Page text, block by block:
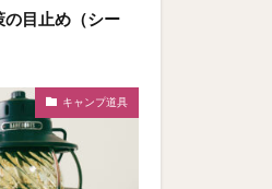
の目止め（シー
キャンプ道具